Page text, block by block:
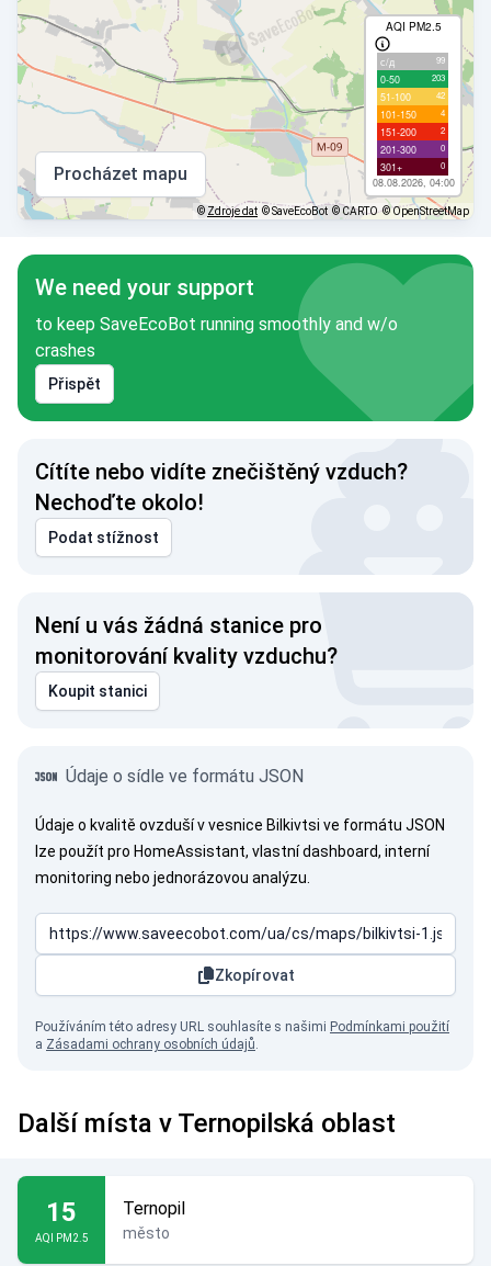
AQI PM2.5
с/д 99
0-50 203
51-100 42
101-150 4
151-200 2
201-300 0
301+ 0
08.08.2026, 04:00
Procházet mapu
© Zdroje dat © SaveEcoBot © CARTO © OpenStreetMap
We need your support
to keep SaveEcoBot running smoothly and w/o
crashes
Přispět
Cítíte nebo vidíte znečištěný vzduch?
Nechoďte okolo!
Podat stížnost
Není u vás žádná stanice pro
monitorování kvality vzduchu?
Koupit stanici
Údaje o sídle ve formátu JSON
Údaje o kvalitě ovzduší v vesnice Bilkivtsi ve formátu JSON
lze použít pro HomeAssistant, vlastní dashboard, interní
monitoring nebo jednorázovou analýzu.
Zkopírovat
Používáním této adresy URL souhlasíte s našimi Podmínkami použití
a Zásadami ochrany osobních údajů.
Další místa v Ternopilská oblast
15
AQI PM2.5
Ternopil
město